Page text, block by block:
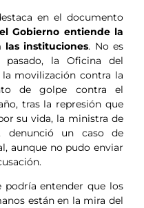
en el documento
el Gobierno entiende la
instituciones. No es
la Oficina del
movilización contra la
de golpe contra el
tras la represión que
su vida, la ministra de
denunció un caso de
aunque no pudo enviar
podría entender que los
están en la mira del